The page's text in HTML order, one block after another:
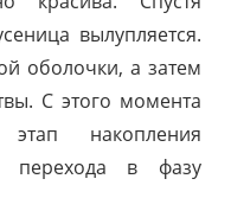
вылупляется.
оболочки, а затем
С этого момента
накопления
перехода в фазу